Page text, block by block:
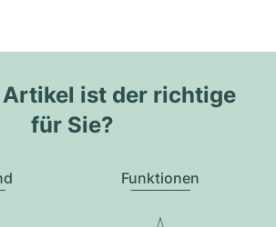
ist der richtige
für Sie?
Funktionen